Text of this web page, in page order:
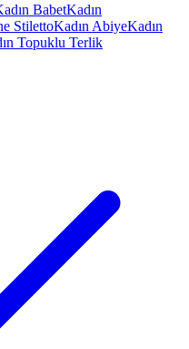
BabetKadın
StilettoKadın AbiyeKadın
Topuklu Terlik